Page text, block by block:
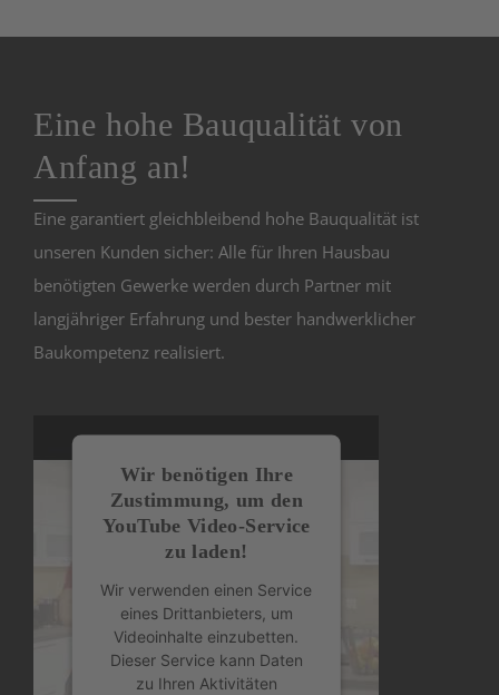
Eine hohe Bauqualität von
Anfang an!
Eine garantiert gleichbleibend hohe Bauqualität ist
unseren Kunden sicher: Alle für Ihren Hausbau
benötigten Gewerke werden durch Partner mit
langjähriger Erfahrung und bester handwerklicher
Baukompetenz realisiert.
Wir benötigen Ihre
Zustimmung, um den
YouTube Video-Service
zu laden!
Wir verwenden einen Service
eines Drittanbieters, um
Videoinhalte einzubetten.
Dieser Service kann Daten
zu Ihren Aktivitäten